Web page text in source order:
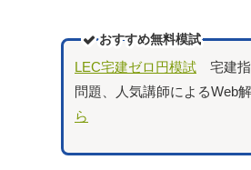
おすすめ無料模試
LEC宅建ゼロ円模試 宅建指
問題、人気講師によるWeb
ら